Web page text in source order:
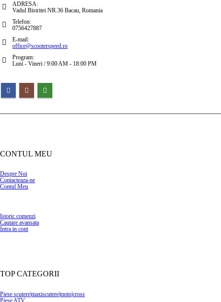
ADRESA:
Vadul Bistritei NR.36 Bacau, Romania
Telefon:
0756427887
E-mail:
office@scooterspeed.ro
Program:
Luni - Vineri / 9:00 AM - 18:00 PM
CONTUL MEU
Despre Noi
Contacteaza-ne
Contul Meu
Istoric comenzi
Cautare avansata
Intra in cont
TOP CATEGORII
Piese scutere|maxiscutere|moto|cross
Piese ATV